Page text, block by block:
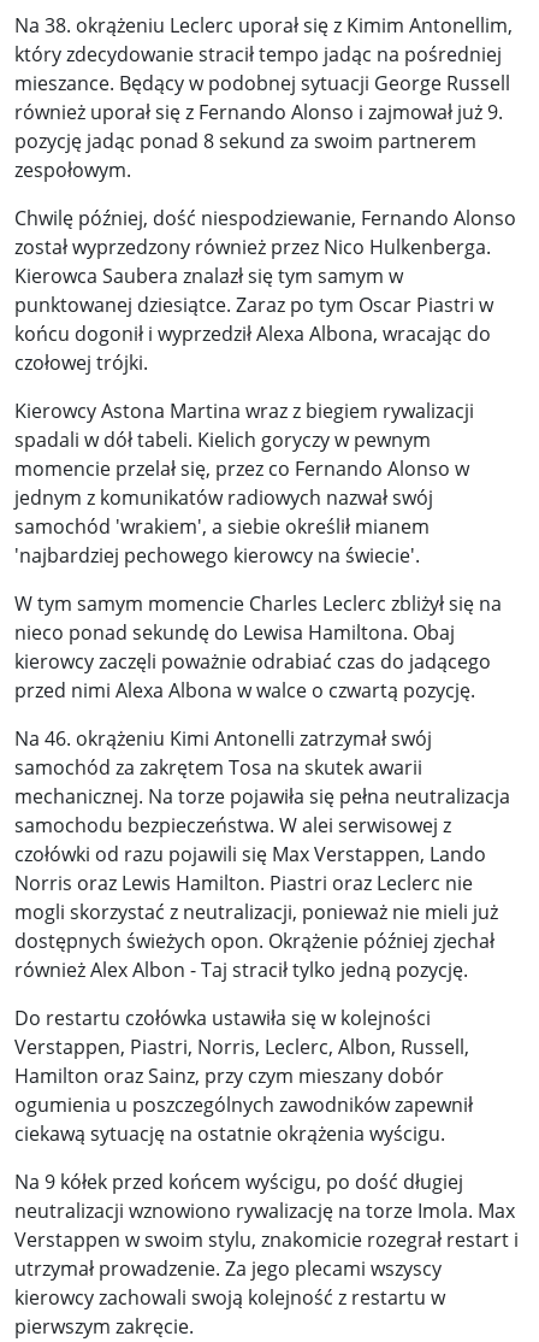
Na 38. okrążeniu Leclerc uporał się z Kimim Antonellim,
który zdecydowanie stracił tempo jadąc na pośredniej
mieszance. Będący w podobnej sytuacji George Russell
również uporał się z Fernando Alonso i zajmował już 9.
pozycję jadąc ponad 8 sekund za swoim partnerem
zespołowym.
Chwilę później, dość niespodziewanie, Fernando Alonso
został wyprzedzony również przez Nico Hulkenberga.
Kierowca Saubera znalazł się tym samym w
punktowanej dziesiątce. Zaraz po tym Oscar Piastri w
końcu dogonił i wyprzedził Alexa Albona, wracając do
czołowej trójki.
Kierowcy Astona Martina wraz z biegiem rywalizacji
spadali w dół tabeli. Kielich goryczy w pewnym
momencie przelał się, przez co Fernando Alonso w
jednym z komunikatów radiowych nazwał swój
samochód 'wrakiem', a siebie określił mianem
'najbardziej pechowego kierowcy na świecie'.
W tym samym momencie Charles Leclerc zbliżył się na
nieco ponad sekundę do Lewisa Hamiltona. Obaj
kierowcy zaczęli poważnie odrabiać czas do jadącego
przed nimi Alexa Albona w walce o czwartą pozycję.
Na 46. okrążeniu Kimi Antonelli zatrzymał swój
samochód za zakrętem Tosa na skutek awarii
mechanicznej. Na torze pojawiła się pełna neutralizacja
samochodu bezpieczeństwa. W alei serwisowej z
czołówki od razu pojawili się Max Verstappen, Lando
Norris oraz Lewis Hamilton. Piastri oraz Leclerc nie
mogli skorzystać z neutralizacji, ponieważ nie mieli już
dostępnych świeżych opon. Okrążenie później zjechał
również Alex Albon - Taj stracił tylko jedną pozycję.
Do restartu czołówka ustawiła się w kolejności
Verstappen, Piastri, Norris, Leclerc, Albon, Russell,
Hamilton oraz Sainz, przy czym mieszany dobór
ogumienia u poszczególnych zawodników zapewnił
ciekawą sytuację na ostatnie okrążenia wyścigu.
Na 9 kółek przed końcem wyścigu, po dość długiej
neutralizacji wznowiono rywalizację na torze Imola. Max
Verstappen w swoim stylu, znakomicie rozegrał restart i
utrzymał prowadzenie. Za jego plecami wszyscy
kierowcy zachowali swoją kolejność z restartu w
pierwszym zakręcie.